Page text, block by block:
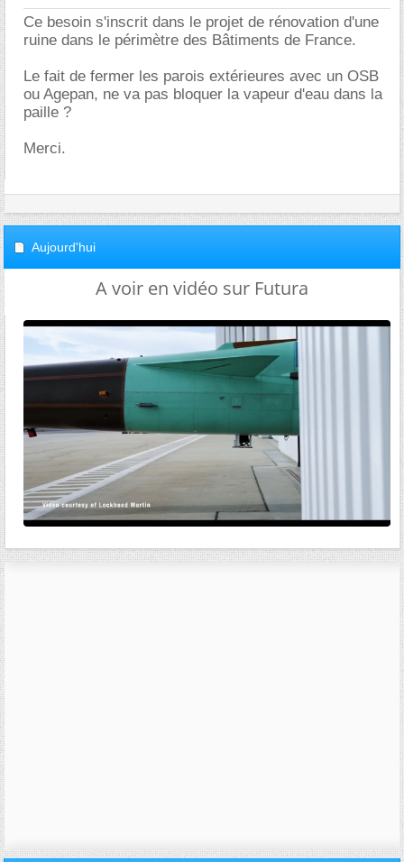
Ce besoin s'inscrit dans le projet de rénovation d'une
ruine dans le périmètre des Bâtiments de France.
Le fait de fermer les parois extérieures avec un OSB
ou Agepan, ne va pas bloquer la vapeur d'eau dans la
paille ?
Merci.
Aujourd'hui
A voir en vidéo sur Futura